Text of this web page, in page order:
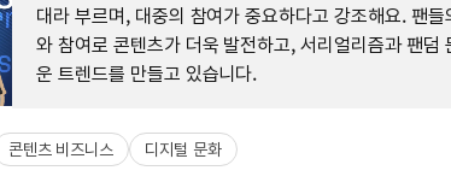
대라 부르며, 대중의 참여가 중요하다고 강조해요. 팬들
와 참여로 콘텐츠가 더욱 발전하고, 서리얼리즘과 팬덤
운 트렌드를 만들고 있습니다.
콘텐츠 비즈니스 디지털 문화